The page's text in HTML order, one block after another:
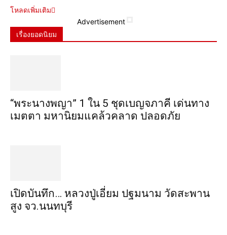
โหลดเพิ่มเติม
Advertisement
เรื่องยอดนิยม
“พระ​นาง​พญา” 1 ใน 5​ ชุดเบญจ​ภาคี​ เด่นทาง
เมตตา​ มหา​นิยม​แคล้วคลาด​ ปลอดภัย​
เปิดบันทึก… หลวงปู่เอี่ยม ​ปฐม​นาม​ วัดสะพาน
สูง​ จว.นนทบุรี